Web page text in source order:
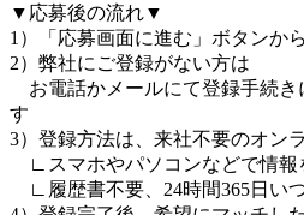
▼応募後の流れ▼
1）「応募画面に進む」ボタンか
2）弊社にご登録がない方は
お電話かメールにて登録手続き
す
3）登録方法は、来社不要のオン
∟スマホやパソコンなどで情報
∟履歴書不要、24時間365日い